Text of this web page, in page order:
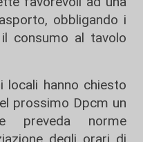
obbligando i
consumo al tavolo
locali hanno chiesto
prossimo Dpcm un
preveda norme